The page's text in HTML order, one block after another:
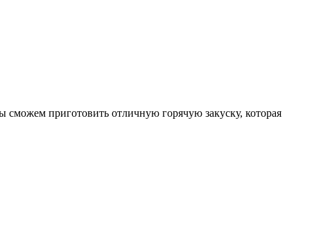
приготовить отличную горячую закуску, которая